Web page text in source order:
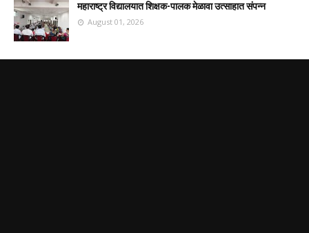
महाराष्ट्र विद्यालयात शिक्षक-पालक मेळावा उत्साहात संपन्न
August 01, 2026